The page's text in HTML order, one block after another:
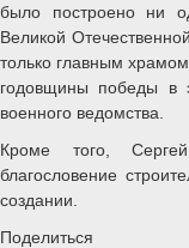
было построено ни
Великой
только главным
годовщины победы в
военного ведомства.
Кроме того,
благословение
создании.
Поделиться